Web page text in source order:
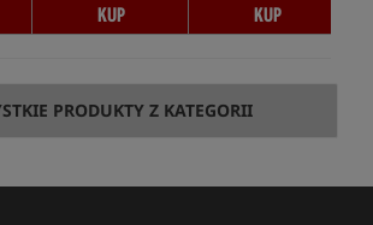
KUP KUP
PRODUKTY Z KATEGORII